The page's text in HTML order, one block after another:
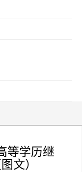
等学历继
文）